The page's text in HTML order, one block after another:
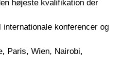
højeste kvalifikation der
konferencer og
Paris, Wien, Nairobi,